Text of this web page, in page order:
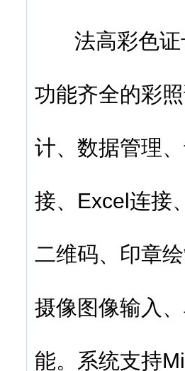
法高彩色证
功能齐全的彩
计、数据管理
接、Excel连接
二维码、印章
摄像图像输入
能。系统支持